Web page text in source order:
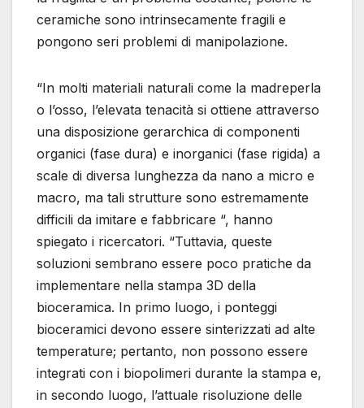
ceramiche sono intrinsecamente fragili e
pongono seri problemi di manipolazione.
“In molti materiali naturali come la madreperla
o l’osso, l’elevata tenacità si ottiene attraverso
una disposizione gerarchica di componenti
organici (fase dura) e inorganici (fase rigida) a
scale di diversa lunghezza da nano a micro e
macro, ma tali strutture sono estremamente
difficili da imitare e fabbricare “, hanno
spiegato i ricercatori. “Tuttavia, queste
soluzioni sembrano essere poco pratiche da
implementare nella stampa 3D della
bioceramica. In primo luogo, i ponteggi
bioceramici devono essere sinterizzati ad alte
temperature; pertanto, non possono essere
integrati con i biopolimeri durante la stampa e,
in secondo luogo, l’attuale risoluzione delle